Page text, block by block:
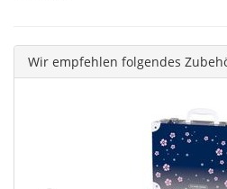
Wir empfehlen folgendes